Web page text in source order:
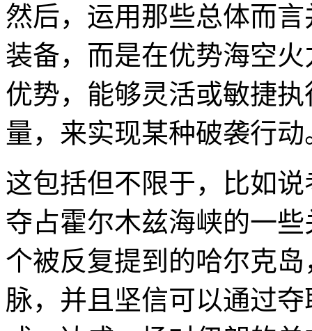
然后，运用那些总体而
装备，而是在优势海空
优势，能够灵活或敏捷
量，来实现某种破袭行动
这包括但不限于，比如
夺占霍尔木兹海峡的一
个被反复提到的哈尔克
脉，并且坚信可以通过